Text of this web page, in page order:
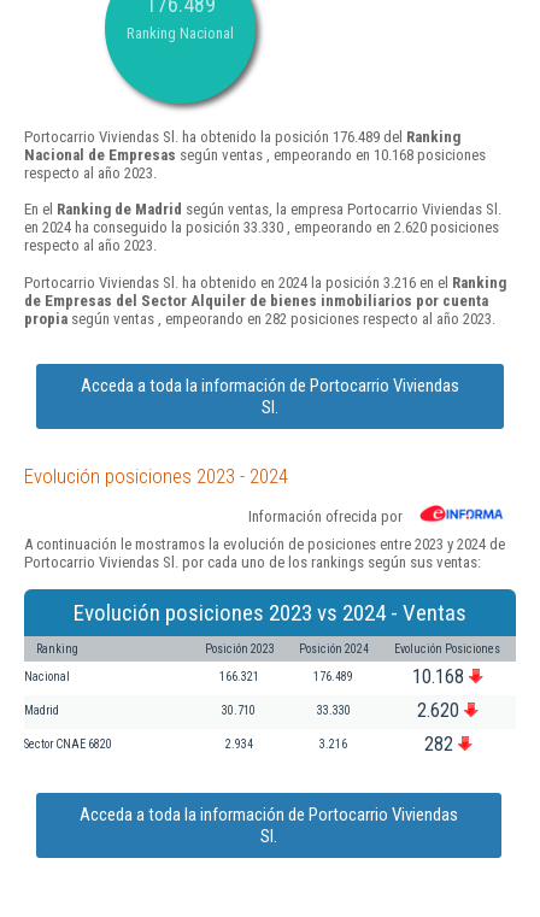
Ranking Nacional
Portocarrio Viviendas Sl. ha obtenido la posición 176.489 del Ranking
Nacional de Empresas según ventas , empeorando en 10.168 posiciones
respecto al año 2023.
En el Ranking de Madrid según ventas, la empresa Portocarrio Viviendas Sl.
en 2024 ha conseguido la posición 33.330 , empeorando en 2.620 posiciones
respecto al año 2023.
Portocarrio Viviendas Sl. ha obtenido en 2024 la posición 3.216 en el Ranking
de Empresas del Sector Alquiler de bienes inmobiliarios por cuenta
propia según ventas , empeorando en 282 posiciones respecto al año 2023.
Acceda a toda la información de Portocarrio Viviendas
Sl.
Evolución posiciones 2023 - 2024
Información ofrecida por
A continuación le mostramos la evolución de posiciones entre 2023 y 2024 de
Portocarrio Viviendas Sl. por cada uno de los rankings según sus ventas:
Evolución posiciones 2023 vs 2024 - Ventas
Ranking Posición 2023 Posición 2024 Evolución Posiciones
Nacional 166.321 176.489 10.168
Madrid 30.710 33.330 2.620
Sector CNAE 6820 2.934 3.216 282
Acceda a toda la información de Portocarrio Viviendas
Sl.